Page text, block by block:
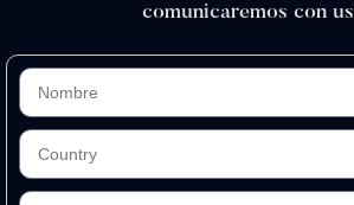
comunicaremos con